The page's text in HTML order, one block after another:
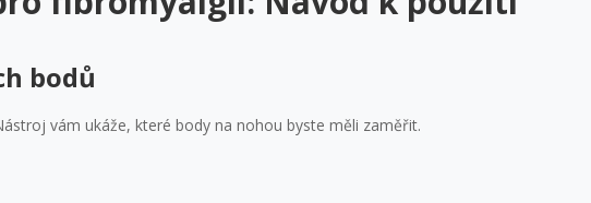
bodů
vám ukáže, které body na nohou byste měli zaměřit.